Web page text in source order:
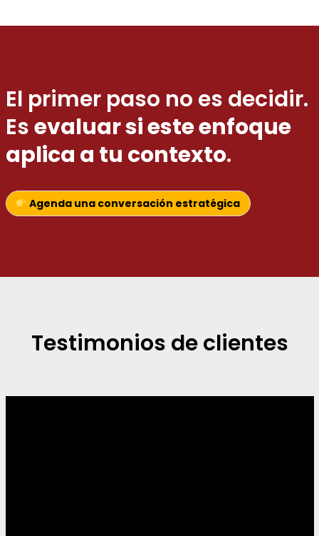
El primer paso no es decidir.
Esevaluar si este enfoque
aplica a tu contexto.
Agenda una conversación estratégica
Testimonios de clientes